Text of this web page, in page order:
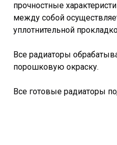
прочностные
между собой
уплотнительной
Все радиаторы
порошковую окраску.
Все готовые радиаторы